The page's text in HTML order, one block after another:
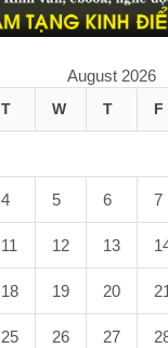
August 2026
T W T F
4 5 6 7
11 12 13
18 19 20
25 26 27